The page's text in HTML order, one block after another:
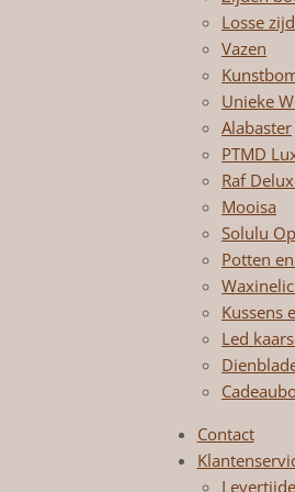
Losse
Vazen
Unieke
Alabaster
PTMD
Raf
Mooisa
Solulu
Potten
Kussens
Led
Contact